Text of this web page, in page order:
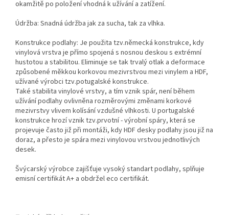
okamžitě po položení vhodná k užívání a zatížení.
Údržba: Snadná údržba jak za sucha, tak za vlhka.
Konstrukce podlahy: Je použita tzv.německá konstrukce, kdy
vinylová vrstva je přímo spojená s nosnou deskou s extrémní
hustotou a stabilitou. Eliminuje se tak trvalý otlak a deformace
způsobené měkkou korkovou mezivrstvou mezi vinylem a HDF,
užívané výrobci tzv.potugalské konstrukce.
Také stabilita vinylové vrstvy, a tím vznik spár, není během
užívání podlahy ovlivněna rozměrovými změnami korkové
mezivrstvy vlivem kolísání vzdušné vlhkosti. U portugalské
konstrukce hrozí vznik tzv.prvotní - výrobní spáry, která se
projevuje často již při montáži, kdy HDF desky podlahy jsou již na
doraz, a přesto je spára mezi vinylovou vrstvou jednotlivých
desek.
Švýcarský výrobce zajišťuje vysoký standart podlahy, splňuje
emisní certifikát A+ a obdržel eco certifikát.